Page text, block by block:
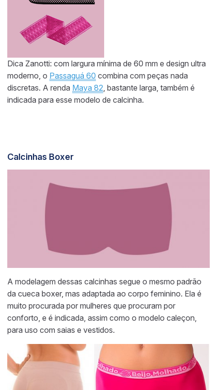
Dica Zanotti: com largura mínima de 60 mm e design ultra
moderno, o Passaguá 60 combina com peças nada
discretas. A renda Maya 82 , bastante larga, também é
indicada para esse modelo de calcinha.
Calcinhas Boxer
A modelagem dessas calcinhas segue o mesmo padrão
da cueca boxer, mas adaptada ao corpo feminino. Ela é
muito procurada por mulheres que procuram por
conforto, e é indicada, assim como o modelo caleçon,
para uso com saias e vestidos.